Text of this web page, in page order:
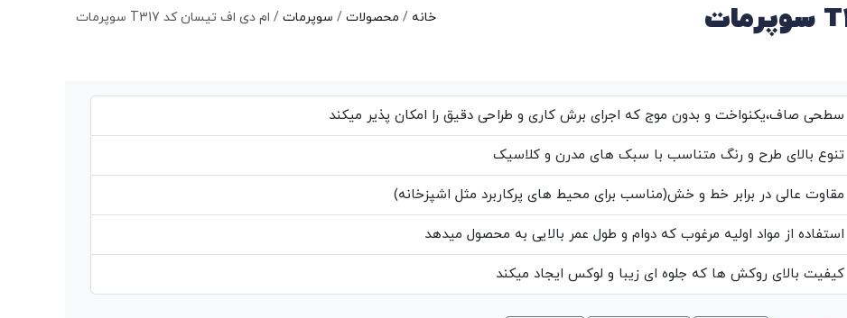
خانه / محصولات / سوپرمات / ام دی اف تیسان کد T317 سوپرمات
سطحی صاف،یکنواخت و بدون موج که اجرای برش کاری و طراحی دقیق را امکان پذیر میکند
تنوع بالای طرح و رنگ متناسب با سبک های مدرن و کلاسیک
مقاوت عالی در برابر خط و خش(مناسب برای محیط های پرکاربرد مثل اشپزخانه)
استفاده از مواد اولیه مرغوب که دوام و طول عمر بالایی به محصول میدهد
کیفیت بالای روکش ها که جلوه ای زیبا و لوکس ایجاد میکند